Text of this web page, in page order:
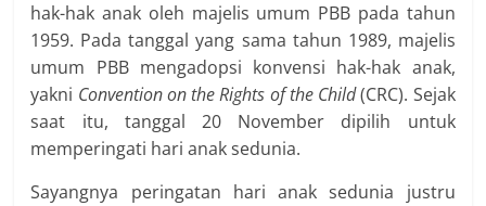
hak-hak anak oleh majelis umum PBB pada tahun
1959. Pada tanggal yang sama tahun 1989, majelis
umum PBB mengadopsi konvensi hak-hak anak,
yakni Convention on the Rights of the Child(CRC). Sejak
saat itu, tanggal 20 November dipilih untuk
memperingati hari anak sedunia.
Sayangnya peringatan hari anak sedunia justru